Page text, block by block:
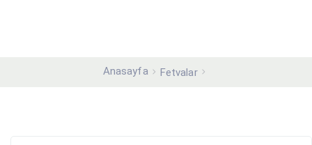
Anasayfa Fetvalar